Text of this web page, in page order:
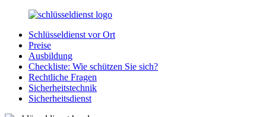
Zurück
Inhalt
SchluesseldienstDirekt.de
Ihre
Notlage
wird
gelöst!
Schlüsseldienst vor Ort
Preise
Ausbildung
Checkliste: Wie schützen Sie sich?
Rechtliche Fragen
Sicherheitstechnik
Sicherheitsdienst